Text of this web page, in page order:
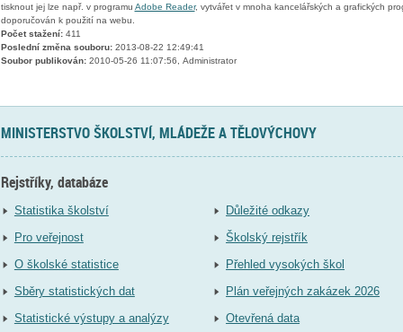
tisknout jej lze např. v programu Adobe Reader, vytvářet v mnoha kancelářských a grafických
doporučován k použití na webu.
Počet stažení:411
Poslední změna souboru:2013-08-22 12:49:41
Soubor publikován:2010-05-26 11:07:56, Administrator
MINISTERSTVO ŠKOLSTVÍ, MLÁDEŽE A TĚLOVÝCHOVY
Rejstříky, databáze
Statistika školství
Pro veřejnost
O školské statistice
Sběry statistických dat
Statistické výstupy a analýzy
Důležité odkazy
Školský rejstřík
Přehled vysokých škol
Plán veřejných zakázek 2026
Otevřená data